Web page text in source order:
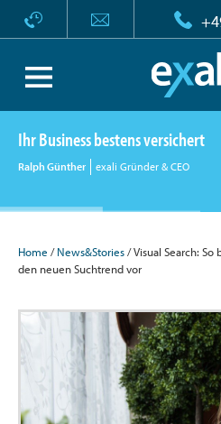
Ihr Business bestens versichert
Ralph Günther exali Gründer & CEO
Home /News&Stories/ Visual Search:
den neuen Suchtrend vor